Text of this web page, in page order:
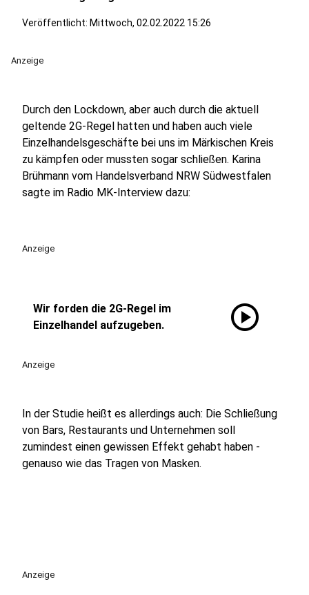
Veröffentlicht: Mittwoch, 02.02.2022 15:26
Anzeige
Durch den Lockdown, aber auch durch die aktuell
geltende 2G-Regel hatten und haben auch viele
Einzelhandelsgeschäfte bei uns im Märkischen Kreis
zu kämpfen oder mussten sogar schließen. Karina
Brühmann vom Handelsverband NRW Südwestfalen
sagte im Radio MK-Interview dazu:
Anzeige
Wir forden die 2G-Regel im
Einzelhandel aufzugeben.
play_circle
Anzeige
In der Studie heißt es allerdings auch: Die Schließung
von Bars, Restaurants und Unternehmen soll
zumindest einen gewissen Effekt gehabt haben -
genauso wie das Tragen von Masken.
Anzeige